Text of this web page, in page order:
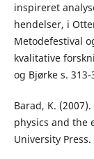
inspireret
hendelser, i
Metodefestival
kvalitative
og Bjørke s. 313-
Barad, K.
physics and the
University Press.